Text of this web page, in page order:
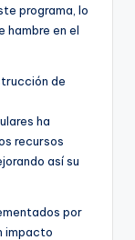
programa, lo
hambre en el
de
ha
recursos
así su
por
impacto